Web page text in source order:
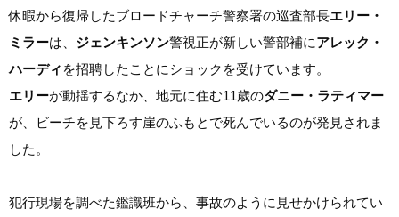
休暇から復帰したブロードチャーチ警察署の巡査部長エリー・
ミラーは、 ジェンキンソン警視正が新しい警部補にアレック・
ハーディ を招聘したことにショックを受けています。
エリーが動揺するなか、地元に住む11歳のダニー・ラティマー
が、ビーチを見下ろす崖のふもとで死んでいるのが発見されま
した。
犯行現場を調べた鑑識班から、事故のように見せかけられてい